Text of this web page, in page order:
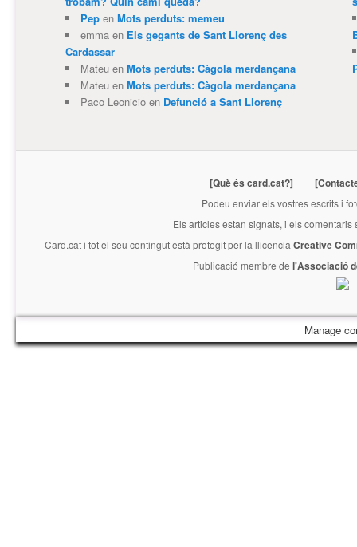
Pepen Mots perduts: memeu
emmaen Els gegants de Sant Llorenç des
Cardassar
Mateuen Mots perduts: Càgola merdançana
Mateuen Mots perduts: Càgola merdançana
Paco Leonicioen Defunció a Sant Llorenç
[Què és card.cat?]
Podeu enviar els vostres escrits i
Els articles estan signats, i els
Card.cati tot el seu contingut està protegit per la llicencia Creative
Publicació membre de l'Associació
Manage